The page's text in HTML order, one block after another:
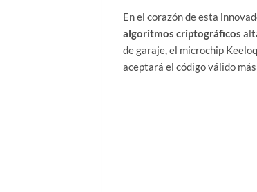
En el corazón de esta
algoritmos criptográficos
de garaje, el microchip
aceptará el código válido